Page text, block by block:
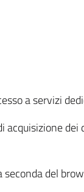
a servizi
acquisizione dei
del